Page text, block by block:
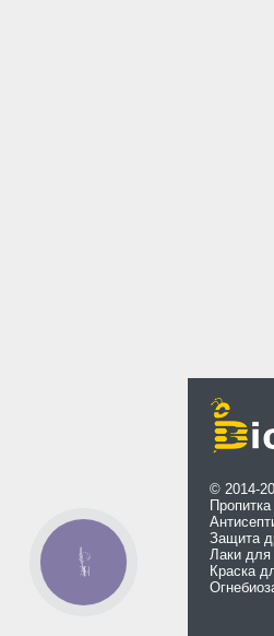
© 2014-
Защита
Лаки для
Краска
КНОПКА
СВЯЗИ